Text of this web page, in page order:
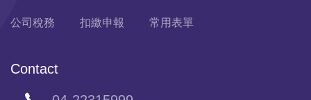
公司稅務 扣繳申報 常用表單
Contact